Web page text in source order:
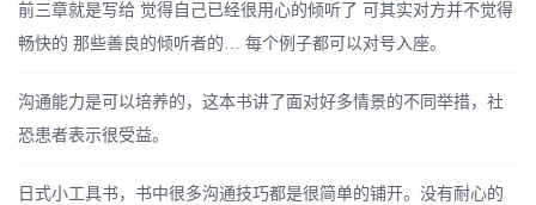
前三章就是写给 觉得自己已经很用心的倾听了 可其实对方并不觉得
畅快的 那些善良的倾听者的… 每个例子都可以对号入座。
沟通能力是可以培养的，这本书讲了面对好多情景的不同举措，社
恐患者表示很受益。
日式小工具书，书中很多沟通技巧都是很简单的铺开。没有耐心的